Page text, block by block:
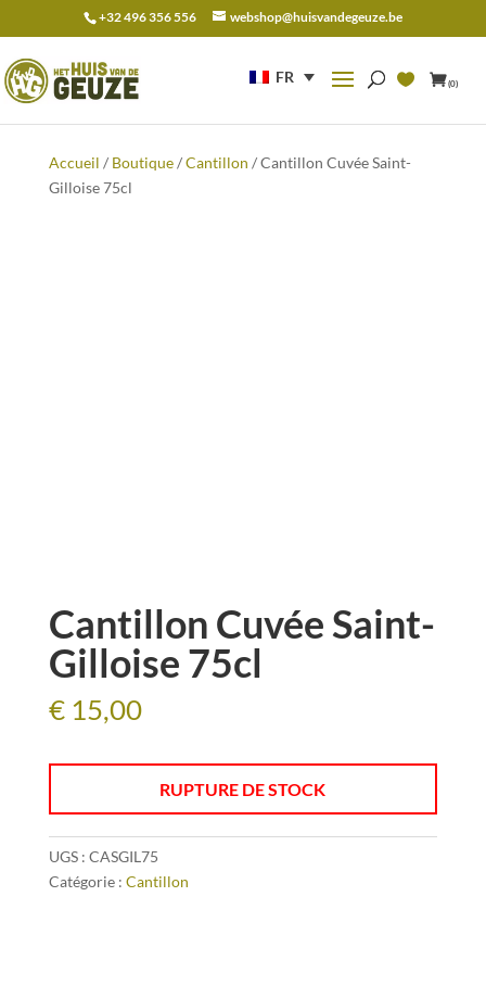
+32 496 356 556 webshop@huisvandegeuze.be
FR (0)
pour :
Accueil / Boutique/Cantillon / Cantillon Cuvée Saint-
Gilloise 75cl
Cantillon Cuvée Saint-
Gilloise 75cl
€15,00
RUPTURE DE STOCK
UGS : CASGIL75
Catégorie : Cantillon